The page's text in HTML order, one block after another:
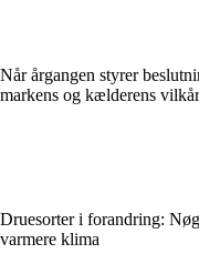
Når årgangen styrer
markens og kælderens vilkår
Druesorter i forandring:
varmere klima